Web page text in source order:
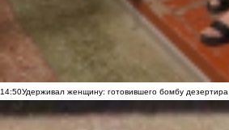
14:50Удерживал женщину: готовившего бомбу